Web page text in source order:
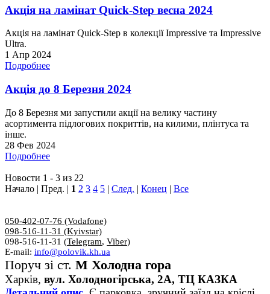
Акція на ламінат Quick-Step весна 2024
Акція на ламінат Quick-Step в колекції Impressive та Impressive
Ultra.
1 Апр 2024
Подробнее
Акція до 8 Березня 2024
До 8 Березня ми запустили акції на велику частину
асортимента підлогових покриттів, на килими, плінтуса та
інше.
28 Фев 2024
Подробнее
Новости 1 - 3 из 22
Начало | Пред. | 1 2 3 4 5 | След. | Конец | Все
050-402-07-76 (Vodafone)
098-516-11-31 (Kyivstar)
098-516-11-31 (Telegram, Viber)
E-mail: info@polovik.kh.ua
Поруч зі ст. М Холодна гора
Харків, вул. Холодногірська, 2А, ТЦ КАЗКА